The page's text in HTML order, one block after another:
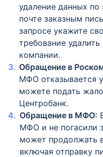
удаление данных по
почте заказным
запросе укажите
требование
компании.
Обращение в
МФО отказывается
можете подать
Центробанк.
Обращение в МФО:
МФО и не погасили
может продолжать
включая отправку